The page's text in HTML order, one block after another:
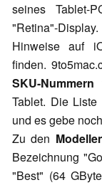
seines Tablet-
"Retina"-
Hinweise auf
finden.
SKU-Nummern
Tablet. Die
und es gebe
Zu den
Bezeichnung
"Best" (64